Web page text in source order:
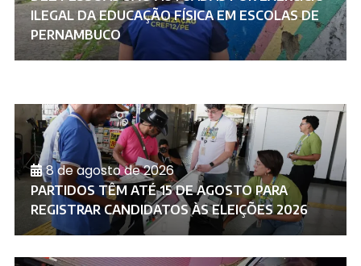
ILEGAL DA EDUCAÇÃO FÍSICA EM ESCOLAS DE
PERNAMBUCO
8 de agosto de 2026
PARTIDOS TÊM ATÉ 15 DE AGOSTO PARA
REGISTRAR CANDIDATOS ÀS ELEIÇÕES 2026